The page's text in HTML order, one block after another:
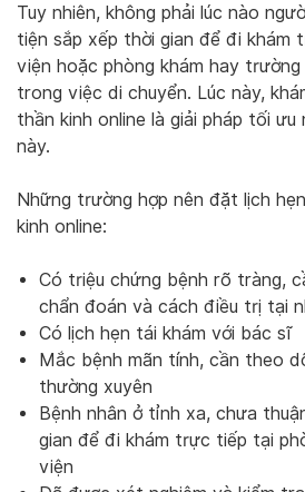
Tuy nhiên, không phải lúc nào
tiện sắp xếp thời gian để đi khám
viện hoặc phòng khám hay trường
trong việc di chuyển. Lúc này,
thần kinh online là giải pháp tối
này.
Những trường hợp nên đặt lịch
kinh online:
Có triệu chứng bệnh rõ tràng,
chẩn đoán và cách điều trị tại
Có lịch hẹn tái khám với bác sĩ
Mắc bệnh mãn tính, cần theo
thường xuyên
Bệnh nhân ở tỉnh xa, chưa
gian để đi khám trực tiếp tại
viện